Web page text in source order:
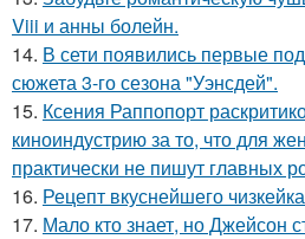
Viii и анны болейн.
14. В сети появились первые
сюжета 3-го сезона "Уэнсдей".
15. Ксения Раппопорт
киноиндустрию за то, что для
практически не пишут главных
16. Рецепт вкуснейшего
17. Мало кто знает, но Джейсон